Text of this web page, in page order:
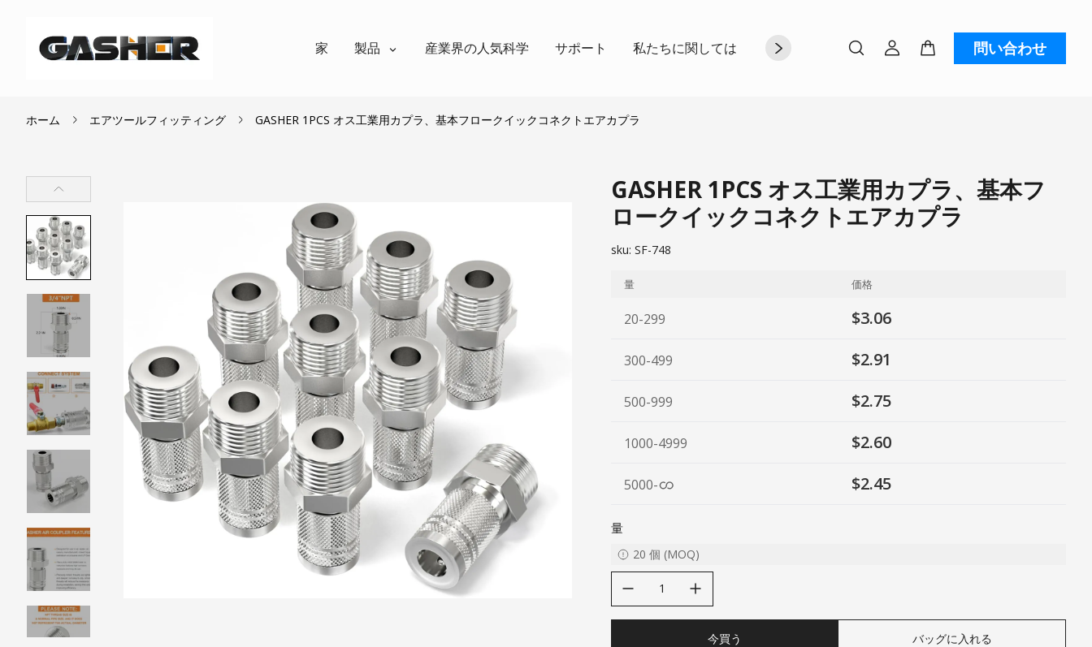
家 製品 産業界の人気科学 サポート 私たちに関しては お問い合わせ 問い合わせ
ホーム エアツールフィッティング GASHER 1PCS オス工業用カプラ、基本フロークイックコネクトエアカプラ
GASHER 1PCS オス工業用カプラ、基本フ
ロークイックコネクトエアカプラ
sku: SF-748
量 価格
20-299 $3.06
300-499 $2.91
500-999 $2.75
1000-4999 $2.60
5000- $2.45
量
20 個 (MOQ)
今買う バッグに入れる